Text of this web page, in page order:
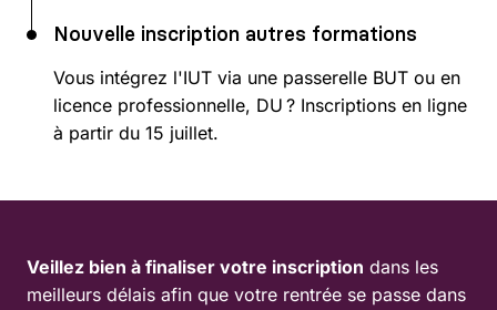
Nouvelle inscription autres formations
Vous intégrez l'IUT via une passerelle BUT ou en
licence professionnelle, DU ? Inscriptions en ligne
à partir du 15 juillet.
Veillez bien à finaliser votre inscription dans les
meilleurs délais afin que votre rentrée se passe dans